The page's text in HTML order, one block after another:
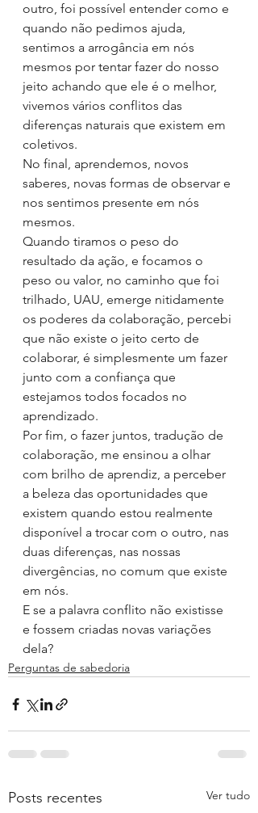
outro, foi possível entender como e
quando não pedimos ajuda,
sentimos a arrogância em nós
mesmos por tentar fazer do nosso
jeito achando que ele é o melhor,
vivemos vários conflitos das
diferenças naturais que existem em
coletivos.
No final, aprendemos, novos
saberes, novas formas de observar e
nos sentimos presente em nós
mesmos.
Quando tiramos o peso do
resultado da ação, e focamos o
peso ou valor, no caminho que foi
trilhado, UAU, emerge nitidamente
os poderes da colaboração, percebi
que não existe o jeito certo de
colaborar, é simplesmente um fazer
junto com a confiança que
estejamos todos focados no
aprendizado.
Por fim, o fazer juntos, tradução de
colaboração, me ensinou a olhar
com brilho de aprendiz, a perceber
a beleza das oportunidades que
existem quando estou realmente
disponível a trocar com o outro, nas
duas diferenças, nas nossas
divergências, no comum que existe
em nós.
E se a palavra conflito não existisse
e fossem criadas novas variações
dela?
Perguntas de sabedoria
Posts recentes Ver tudo